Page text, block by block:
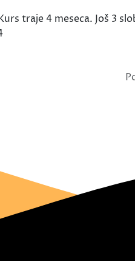
traje 4 meseca. Još 3